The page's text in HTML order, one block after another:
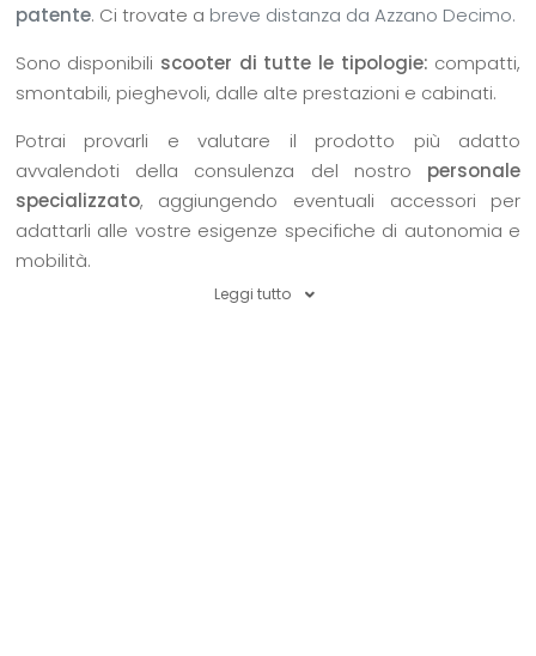
patente. Ci trovate a breve distanza da Azzano Decimo.
Sono disponibili scooter di tutte le tipologie: compatti,
smontabili, pieghevoli, dalle alte prestazioni e cabinati.
Potrai provarli e valutare il prodotto più adatto
avvalendoti della consulenza del nostro personale
specializzato, aggiungendo eventuali accessori per
adattarli alle vostre esigenze specifiche di autonomia e
mobilità.
Leggi tutto